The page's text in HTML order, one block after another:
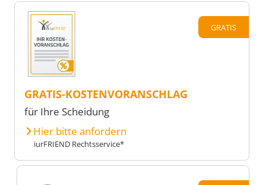
GRATIS
GRATIS-KOSTENVORANSCHLAG
für Ihre Scheidung
Hier bitte anfordern
iurFRIEND Rechtsservice*